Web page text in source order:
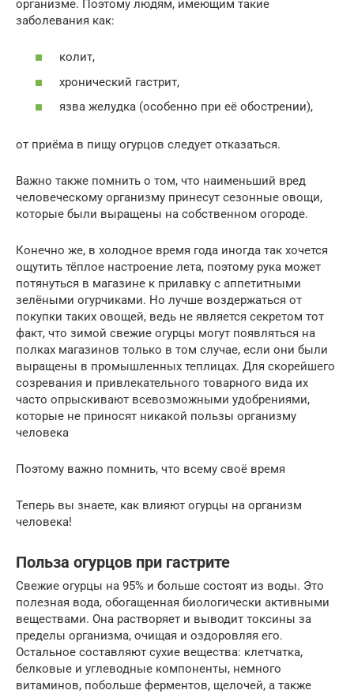
организме. Поэтому людям, имеющим такие
заболевания как:
колит,
хронический гастрит,
язва желудка (особенно при её обострении),
от приёма в пищу огурцов следует отказаться.
Важно также помнить о том, что наименьший вред
человеческому организму принесут сезонные овощи,
которые были выращены на собственном огороде.
Конечно же, в холодное время года иногда так хочется
ощутить тёплое настроение лета, поэтому рука может
потянуться в магазине к прилавку с аппетитными
зелёными огурчиками. Но лучше воздержаться от
покупки таких овощей, ведь не является секретом тот
факт, что зимой свежие огурцы могут появляться на
полках магазинов только в том случае, если они были
выращены в промышленных теплицах. Для скорейшего
созревания и привлекательного товарного вида их
часто опрыскивают всевозможными удобрениями,
которые не приносят никакой пользы организму
человека
Поэтому важно помнить, что всему своё время
Теперь вы знаете, как влияют огурцы на организм
человека!
Польза огурцов при гастрите
Свежие огурцы на 95% и больше состоят из воды. Это
полезная вода, обогащенная биологически активными
веществами. Она растворяет и выводит токсины за
пределы организма, очищая и оздоровляя его.
Остальное составляют сухие вещества: клетчатка,
белковые и углеводные компоненты, немного
витаминов, побольше ферментов, щелочей, а также